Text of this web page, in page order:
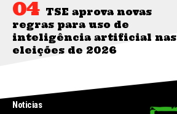
TSE aprova novas
regras para uso de
inteligência artificial nas
eleições de 2026
Noticias